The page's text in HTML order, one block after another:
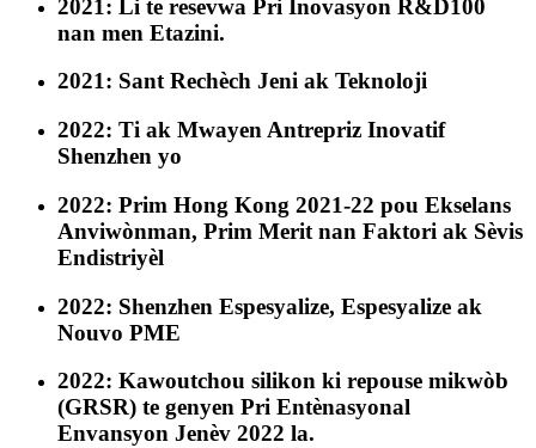
2021: Li te resevwa Pri Inovasyon R&D100
nan men Etazini.
2021: Sant Rechèch Jeni ak Teknoloji
2022: Ti ak Mwayen Antrepriz Inovatif
Shenzhen yo
2022: Prim Hong Kong 2021-22 pou Ekselans
Anviwònman, Prim Merit nan Faktori ak Sèvis
Endistriyèl
2022: Shenzhen Espesyalize, Espesyalize ak
Nouvo PME
2022: Kawoutchou silikon ki repouse mikwòb
(GRSR) te genyen Pri Entènasyonal
Envansyon Jenèv 2022 la.